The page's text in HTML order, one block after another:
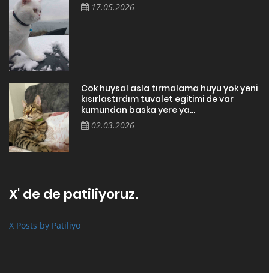
17.05.2026
Cok huysal asla tırmalama huyu yok yeni
kısırlastırdım tuvalet egitimi de var
kumundan baska yere ya...
02.03.2026
X' de de patiliyoruz.
X Posts by Patiliyo